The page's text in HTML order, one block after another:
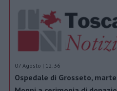
07 Agosto | 12.36
Ospedale di Grosseto,